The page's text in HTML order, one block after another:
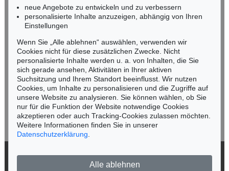
Keine Auktion mehr verpassen!
Wir informieren Sie rechtzeitig.
Jetzt zum Newsletter anmelden >
neue Angebote zu entwickeln und zu verbessern
personalisierte Inhalte anzuzeigen, abhängig von Ihren
Einstellungen
Wenn Sie „Alle ablehnen“ auswählen, verwenden wir
Cookies nicht für diese zusätzlichen Zwecke. Nicht
personalisierte Inhalte werden u. a. von Inhalten, die Sie
sich gerade ansehen, Aktivitäten in Ihrer aktiven
Suchsitzung und Ihrem Standort beeinflusst. Wir nutzen
Cookies, um Inhalte zu personalisieren und die Zugriffe auf
unsere Website zu analysieren. Sie können wählen, ob Sie
nur für die Funktion der Website notwendige Cookies
akzeptieren oder auch Tracking-Cookies zulassen möchten.
Weitere Informationen finden Sie in unserer
Datenschutzerklärung
Alle ablehnen